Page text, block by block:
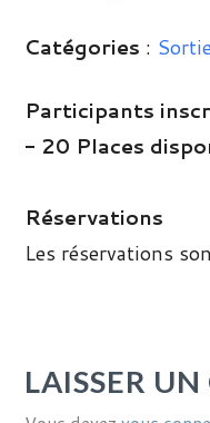
Catégories :
Participants
- 20 Places
Réservations
Les réservations
LAISSER